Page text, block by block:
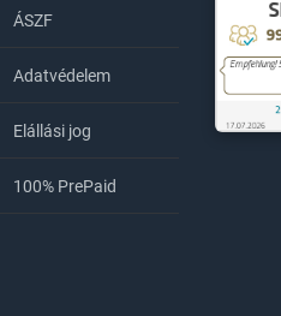
ÁSZF
Adatvédelem
Elállási jog
100% PrePaid